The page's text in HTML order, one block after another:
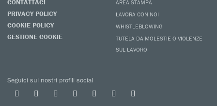
CONTATTACI
PRIVACY POLICY
COOKIE POLICY
GESTIONE COOKIE
AREA STAMPA
LAVORA CON NOI
WHISTLEBLOWING
TUTELA DA MOLESTIE O VIOLENZE
SUL LAVORO
Seguici sui nostri profili social